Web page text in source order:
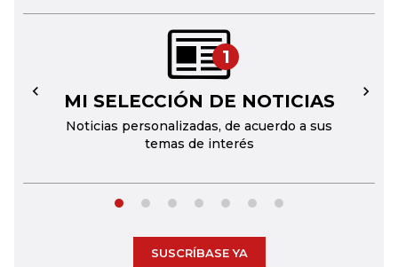
1
MI SELECCIÓN DE NOTICIAS
Noticias personalizadas, de acuerdo a sus
temas de interés
← →
SUSCRÍBASE YA